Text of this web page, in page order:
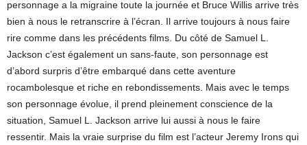
personnage a la migraine toute la journée et Bruce Willis arrive très
bien à nous le retranscrire à l’écran. Il arrive toujours à nous faire
rire comme dans les précédents films. Du côté de Samuel L.
Jackson c’est également un sans-faute, son personnage est
d’abord surpris d’être embarqué dans cette aventure
rocambolesque et riche en rebondissements. Mais avec le temps
son personnage évolue, il prend pleinement conscience de la
situation, Samuel L. Jackson arrive lui aussi à nous le faire
ressentir. Mais la vraie surprise du film est l’acteur Jeremy Irons qui